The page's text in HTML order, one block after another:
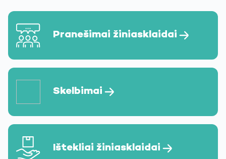
Pranešimai žiniasklaidai
Skelbimai
Ištekliai žiniasklaidai